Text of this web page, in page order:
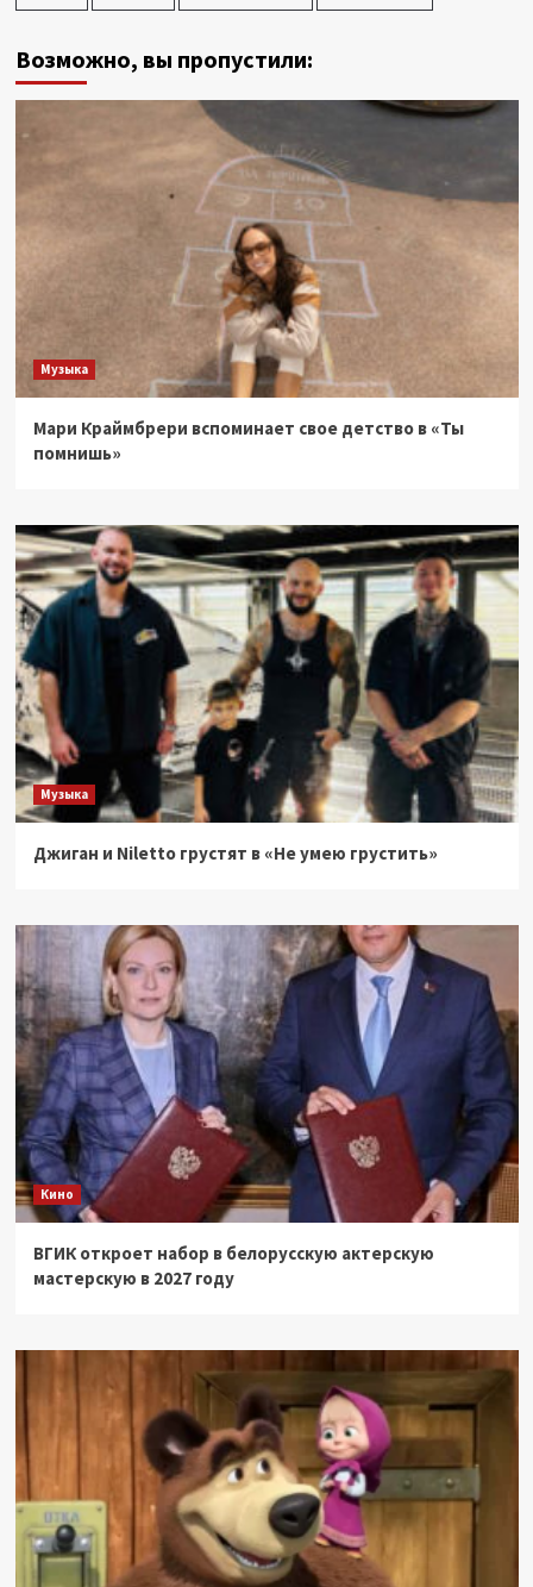
Возможно, вы пропустили:
Музыка
Мари Краймбрери вспоминает свое детство в «Ты
помнишь»
Музыка
Джиган и Niletto грустят в «Не умею грустить»
Кино
ВГИК откроет набор в белорусскую актерскую
мастерскую в 2027 году